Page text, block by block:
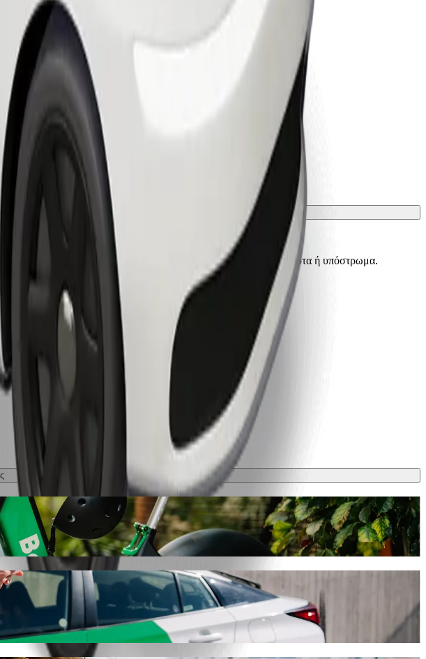
μεταφοράς και τα καθίσματα πρέπει να προστατεύονται με κουβέρτα ή υπόστρωμα.
Με τη Bolt, αυτή η διαδρομή θα διαρκέσει περίπου 7 λ. και θα κοστίσει γύρω στα